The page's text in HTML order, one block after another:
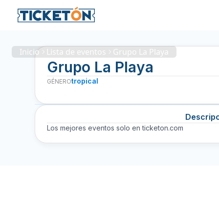
Inicio Lista de eventos Grupo La Playa
Grupo La Playa
GÉNEROtropical
Los mejores eventos solo en ticketon.com